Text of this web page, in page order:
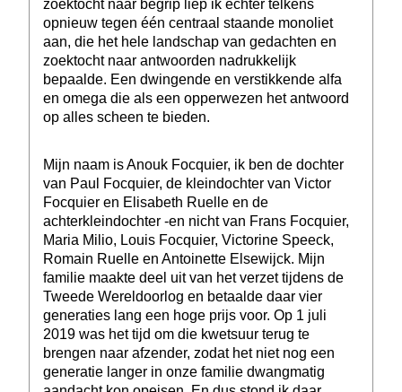
zoektocht naar begrip liep ik echter telkens
opnieuw tegen één centraal staande monoliet
aan, die het hele landschap van gedachten en
zoektocht naar antwoorden nadrukkelijk
bepaalde. Een dwingende en verstikkende alfa
en omega die als een opperwezen het antwoord
op alles scheen te bieden.
Mijn naam is Anouk Focquier, ik ben de dochter
van Paul Focquier, de kleindochter van Victor
Focquier en Elisabeth Ruelle en de
achterkleindochter -en nicht van Frans Focquier,
Maria Milio, Louis Focquier, Victorine Speeck,
Romain Ruelle en Antoinette Elsewijck. Mijn
familie maakte deel uit van het verzet tijdens de
Tweede Wereldoorlog en betaalde daar vier
generaties lang een hoge prijs voor. Op 1 juli
2019 was het tijd om die kwetsuur terug te
brengen naar afzender, zodat het niet nog een
generatie langer in onze familie dwangmatig